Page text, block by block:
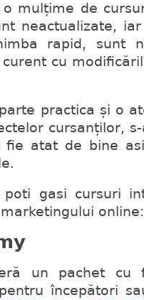
o mulțime de
neactualizate,
rapid, sunt
cu
practica și o
cursanților,
fie atat de bine
poti gasi cursuri
online:
un pachet cu
începători